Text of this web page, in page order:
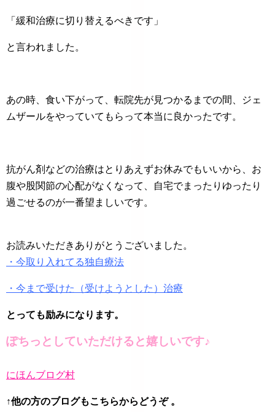
「緩和治療に切り替えるべきです」
と言われました。
あの時、食い下がって、転院先が見つかるまでの間、ジェ
ムザールをやっていてもらって本当に良かったです。
抗がん剤などの治療はとりあえずお休みでもいいから、お
腹や股関節の心配がなくなって、自宅でまったりゆったり
過ごせるのが一番望ましいです。
お読みいただきありがとうございました。
・今取り入れてる独自療法
・今まで受けた（受けようとした）治療
とっても励みになります。
ぽちっとしていただけると嬉しいです♪
にほんブログ村
↑他の方のブログもこちらからどうぞ 。